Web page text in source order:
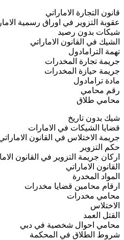
قانون التجارة الاماراتي
عقوبة التزوير في اوراق رسمية
شيكات بدون رصيد
الشيك في القانون الاماراتي
تهمة الترامادول
جريمة تجارة المخدرات
جريمة حيازة المخدرات
مادة ترامادول
رقم محامي
محامي طلاق
شيك بدون تاريخ
قضايا الشيكات في الامارات
جريمة الاختلاس في القانون
حكم التزوير
اركان جريمة التزوير في القانون
القانون الاماراتي
المواد المخدرة
ارقام محامين قضايا مخدرات
محامي مخدرات
الاختلاس
القتل العمد
محامي احوال شخصية في دبي
شروط الطلاق في المحكمة